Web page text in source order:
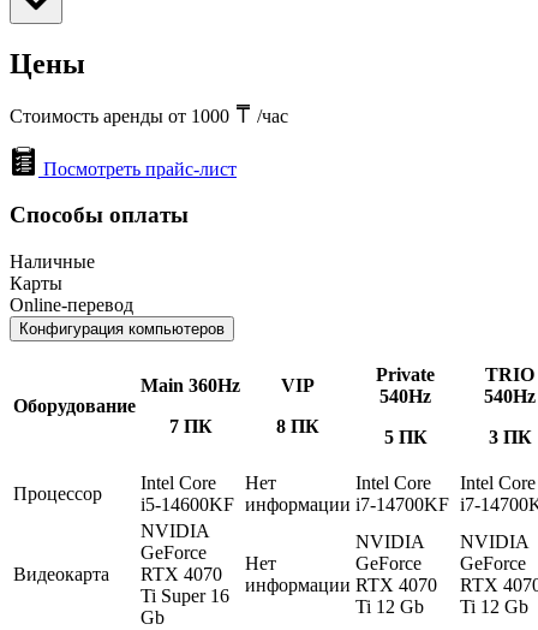
Цены
Стоимость аренды от 1000 /час
Посмотреть прайс-лист
Способы оплаты
Наличные
Карты
Online-перевод
Конфигурация компьютеров
Оборудование
Main 360Hz
7 ПК
VIP
8 ПК
Private
540Hz
5 ПК
TRIO
540Hz
3 ПК
Процессор
Intel Core
i5-14600KF
Нет
информации
Intel Core
i7-14700KF
Intel Core
i7-
Видеокарта
NVIDIA
GeForce
RTX 4070
Ti Super 16
Gb
Нет
информации
NVIDIA
GeForce
RTX 4070
Ti 12 Gb
NVIDIA
GeForce
RTX
Ti 12 Gb